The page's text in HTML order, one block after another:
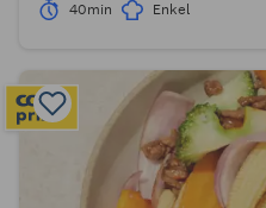
40min Enkel